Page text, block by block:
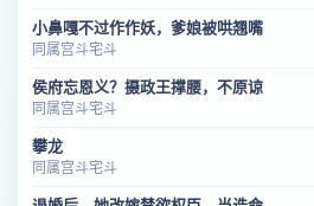
小鼻嘎不过作作妖，爹娘被哄翘嘴
同属宫斗宅斗
侯府忘恩义？摄政王撑腰，不原谅
同属宫斗宅斗
攀龙
同属宫斗宅斗